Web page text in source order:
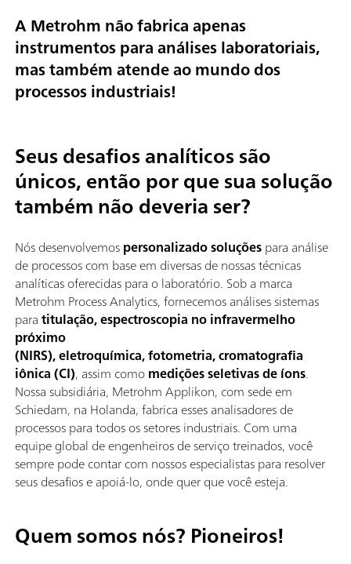
A Metrohm não fabrica apenas
instrumentos para análises laboratoriais,
mas também atende ao mundo dos
processos industriais!
Seus desafios analíticos são
únicos, então por que sua solução
também não deveria ser?
Nós desenvolvemospersonalizado soluçõespara análise
de processos com base em diversas de nossas técnicas
analíticas oferecidas para o laboratório. Sob a marca
Metrohm Process Analytics, fornecemos análises sistemas
paratitulação, espectroscopia no infravermelho
próximo
(NIRS), eletroquímica, fotometria, cromatografia
iônica (CI), assim comomedições seletivas de íons.
Nossa subsidiária, Metrohm Applikon, com sede em
Schiedam, na Holanda, fabrica esses analisadores de
processos para todos os setores industriais. Com uma
equipe global de engenheiros de serviço treinados, você
sempre pode contar com nossos especialistas para resolver
seus desafios e apoiá-lo, onde quer que você esteja.
Quem somos nós? Pioneiros!